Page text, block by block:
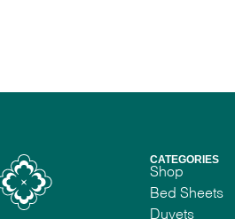
CATEGORIES
Shop
Bed Sheets
Duvets